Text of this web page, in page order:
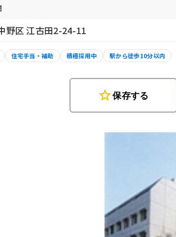
野区 江古田2-24-11
住宅手当・補助 積極採用中 駅から徒歩10分以内
star保存する